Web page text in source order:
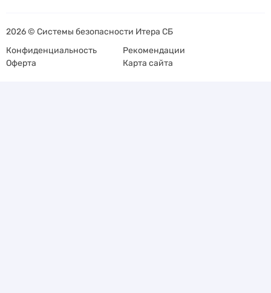
2026 © Системы безопасности Итера СБ
Конфиденциальность
Рекомендации
Оферта
Карта сайта